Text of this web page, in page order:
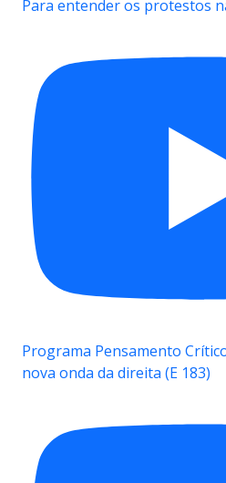
Para entender os protestos
Programa Pensamento
nova onda da direita (E 183)